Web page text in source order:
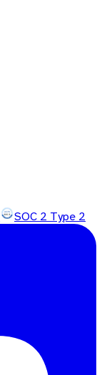
SOC 2 Type 2